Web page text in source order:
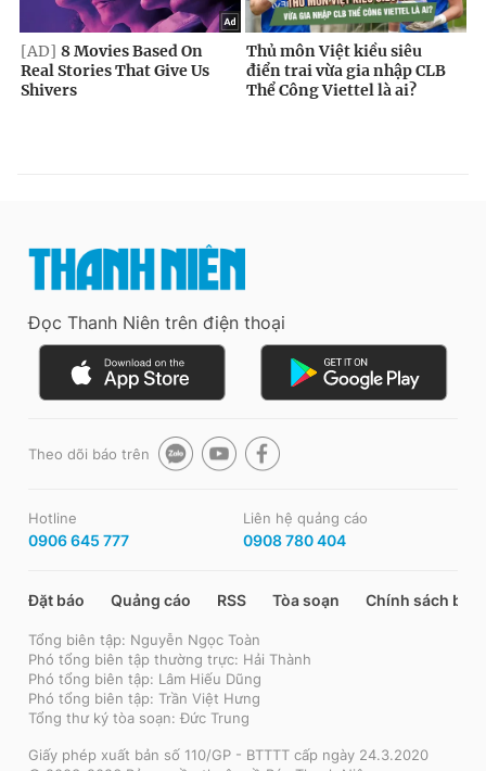
Đọc Thanh Niên trên điện thoại
Theo dõi báo trên
Hotline
0906 645 777
Liên hệ quảng cáo
0908 780 404
Đặt báo Quảng cáo RSS Tòa soạn Chính sách bảo
Tổng biên tập: Nguyễn Ngọc Toàn
Phó tổng biên tập thường trực: Hải Thành
Phó tổng biên tập: Lâm Hiếu Dũng
Phó tổng biên tập: Trần Việt Hưng
Tổng thư ký tòa soạn: Đức Trung
Giấy phép xuất bản số 110/GP - BTTTT cấp ngày 24.3.2020